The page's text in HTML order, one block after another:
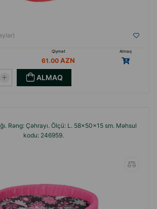
Qiymət
Almaq
61.00
ALMAQ
Rəng: Çəhrayı. Ölçü: L. 58x50x15 sm. Məhsul
kodu: 246959.